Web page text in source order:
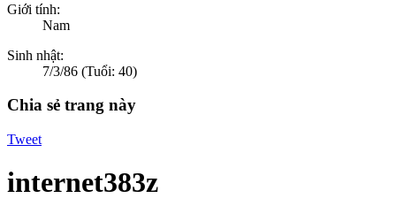
Giới tính:
Nam
Sinh nhật:
7/3/86 (Tuổi: 40)
Chia sẻ trang này
Tweet
internet383z